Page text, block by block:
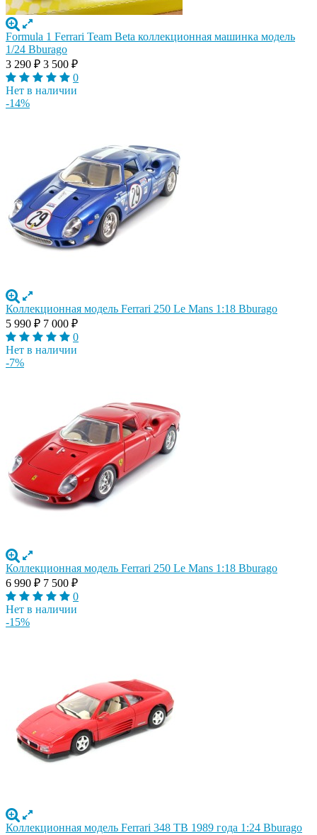
Formula 1 Ferrari Team Beta коллекционная машинка модель
1/24 Bburago
3 290 ₽ 3 500 ₽
0
Нет в наличии
-14%
Коллекционная модель Ferrari 250 Le Mans 1:18 Bburago
5 990 ₽ 7 000 ₽
0
Нет в наличии
-7%
Коллекционная модель Ferrari 250 Le Mans 1:18 Bburago
6 990 ₽ 7 500 ₽
0
Нет в наличии
-15%
Коллекционная модель Ferrari 348 TB 1989 года 1:24 Bburago